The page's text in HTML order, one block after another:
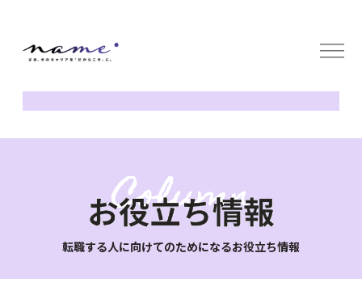
転職する人に向けてのためになるお役立ち情報